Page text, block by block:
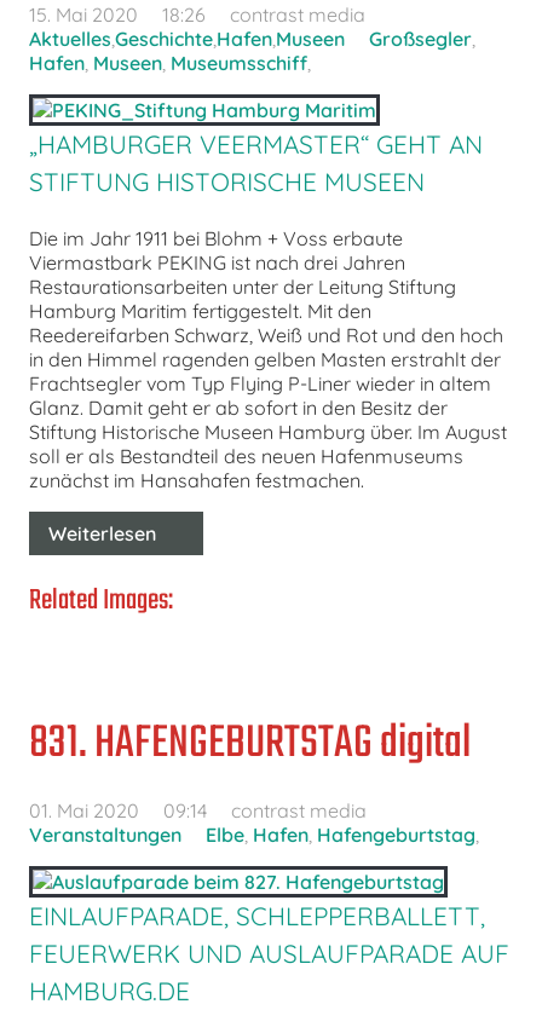
15. Mai 2020 18:26
contrast media
Aktuelles Geschichte Hafen Museen Großsegler
Hafen Museen Museumsschiff
„HAMBURGER VEERMASTER“ GEHT AN
STIFTUNG HISTORISCHE MUSEEN
Die im Jahr 1911 bei Blohm + Voss erbaute
Viermastbark PEKING ist nach drei Jahren
Restaurationsarbeiten unter der Leitung Stiftung
Hamburg Maritim fertiggestelt. Mit den
Reedereifarben Schwarz, Weiß und Rot und den hoch
in den Himmel ragenden gelben Masten erstrahlt der
Frachtsegler vom Typ Flying P-Liner wieder in altem
Glanz. Damit geht er ab sofort in den Besitz der
Stiftung Historische Museen Hamburg über. Im August
soll er als Bestandteil des neuen Hafenmuseums
zunächst im Hansahafen festmachen.
Weiterlesen
Related Images:
831. HAFENGEBURTSTAG digital
01. Mai 2020 09:14
contrast media
Veranstaltungen
Elbe, Hafen, Hafengeburtstag,
EINLAUFPARADE, SCHLEPPERBALLETT,
FEUERWERK UND AUSLAUFPARADE AUF
HAMBURG.DE